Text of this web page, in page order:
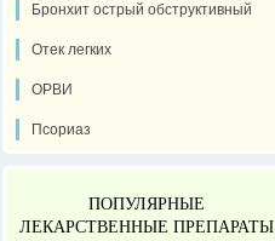
Бронхит острый обструктивный
Отек легких
ОРВИ
Псориаз
ПОПУЛЯРНЫЕ
ЛЕКАРСТВЕННЫЕ ПРЕПАРАТЫ